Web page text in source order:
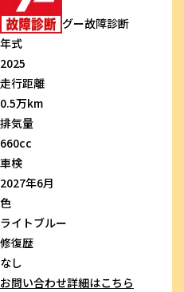
グー故障診断
年式
2025
走行距離
0.5万km
排気量
660cc
車検
2027年6月
色
ライトブルー
修復歴
なし
お問い合わせ詳細はこちら